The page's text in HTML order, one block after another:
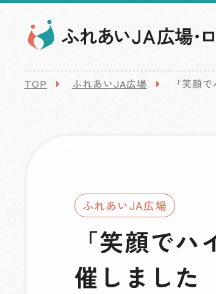
TOP ふれあいJA広場 「笑顔
ふれあいJA広場
「笑顔で
催しました